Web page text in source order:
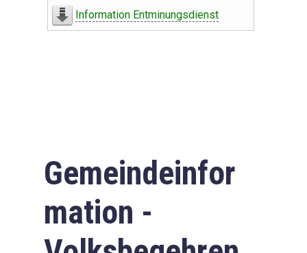
Information Entminungsdienst
Gemeindeinfor
mation -